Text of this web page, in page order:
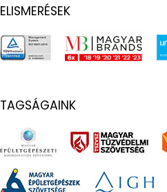
ELISMERÉSEK
TAGSÁGAINK